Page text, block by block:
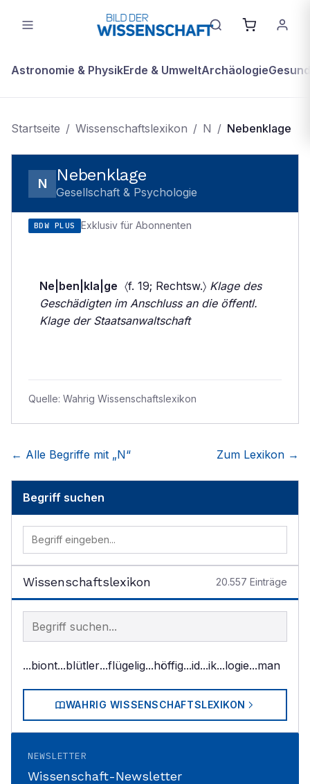
Astronomie & PhysikErde & UmweltArchäologie
Startseite / Wissenschaftslexikon / N / Nebenklage
N Nebenklage
Gesellschaft & Psychologie
BDW PLUS Exklusiv für Abonnenten
Ne|ben|kla|ge 〈f. 19; Rechtsw.〉 Klage des
Geschädigten im Anschluss an die öffentl.
Klage der Staatsanwaltschaft
Quelle: Wahrig Wissenschaftslexikon
← Alle Begriffe mit „N“ Zum Lexikon →
Begriff suchen
Wissenschaftslexikon 20.557 Einträge
Begriff im Lexikon suchen
...biont...blütler...flügelig...höffig...id...ik...logie...man
WAHRIG WISSENSCHAFTSLEXIKON
NEWSLETTER
Wissenschaft-Newsletter